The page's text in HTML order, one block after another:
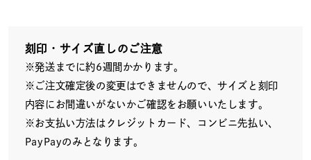
刻印・サイズ直しのご注意
※発送までに約6週間かかります。
※ご注文確定後の変更はできませんので、サイズと刻印
内容にお間違いがないかご確認をお願いいたします。
※お支払い方法はクレジットカード、コンビニ先払い、
PayPayのみとなります。